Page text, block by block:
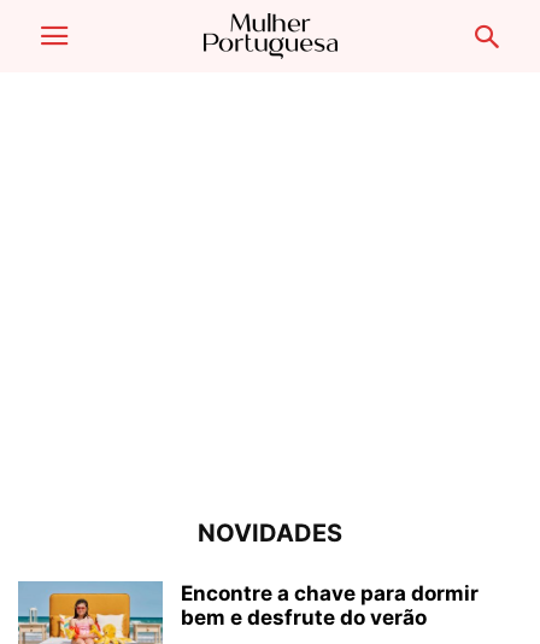
NOVIDADES
Encontre a chave para dormir
bem e desfrute do verão